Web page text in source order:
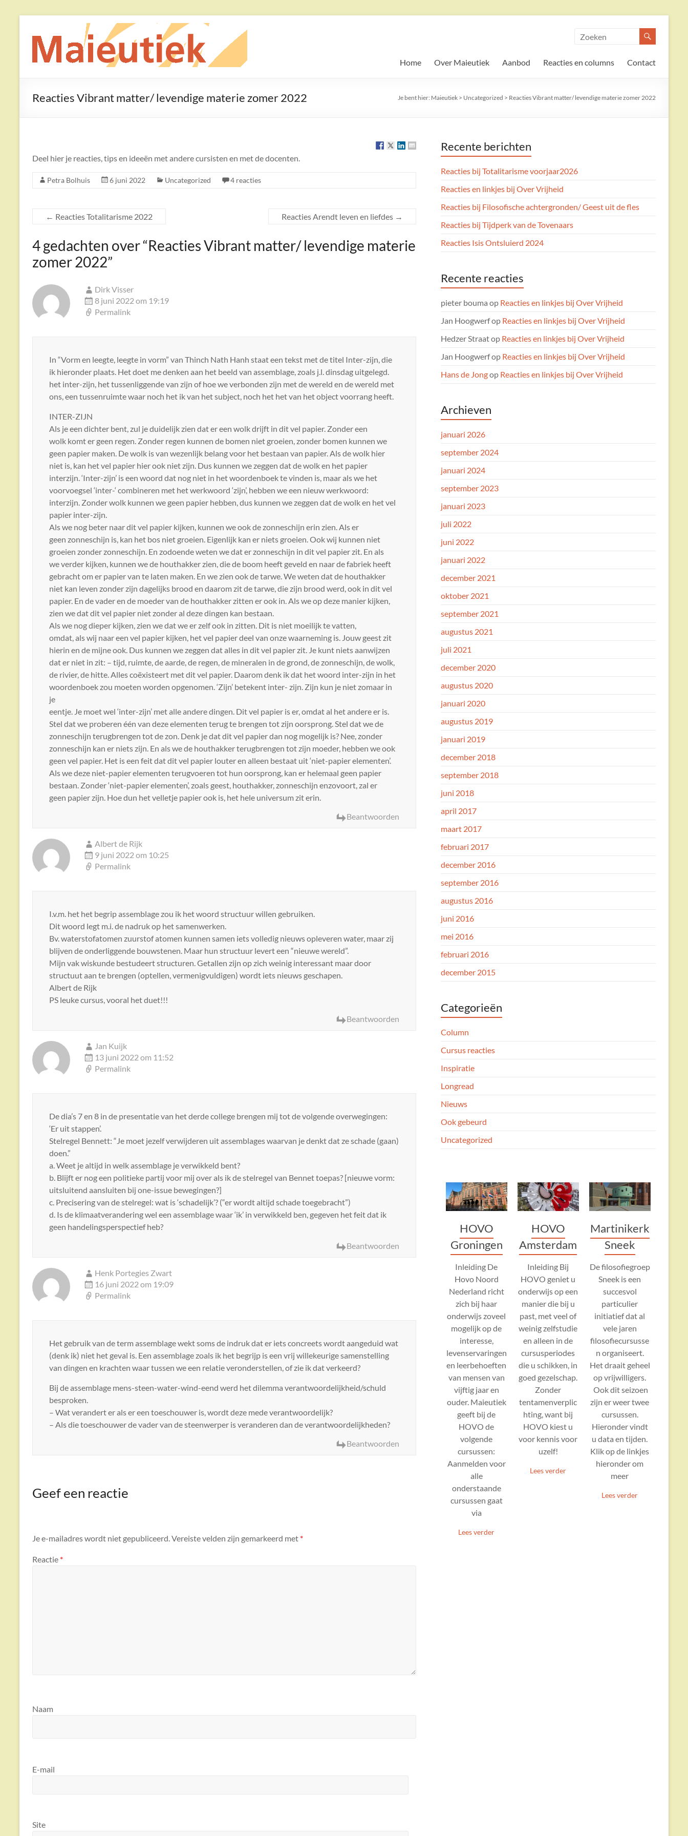
inhoud
Maieutiek
Filosofische
Home Over Maieutiek Aanbod Reacties en columns Contact
Reacties Vibrant matter/ levendige materie zomer 2022 Je bent hier: Maieutiek > Uncategorized > Reacties Vibrant matter/ levendige materie zomer 2022
Deel hier je reacties, tips en ideeën met andere cursisten en met de docenten.
Petra Bolhuis 6 juni 2022 Uncategorized 4 reacties
← Reacties Totalitarisme 2022 Reacties Arendt leven en liefdes →
4 gedachten over “Reacties Vibrant matter/ levendige materie
zomer 2022”
Dirk Visser
8 juni 2022 om 19:19
Permalink
In “Vorm en leegte, leegte in vorm” van Thinch Nath Hanh staat een tekst met de titel Inter-zijn, die
ik hieronder plaats. Het doet me denken aan het beeld van assemblage, zoals j.l. dinsdag uitgelegd.
het inter-zijn, het tussenliggende van zijn of hoe we verbonden zijn met de wereld en de wereld met
ons, een tussenruimte waar noch het ik van het subject, noch het het van het object voorrang heeft.
INTER-ZIJN
Als je een dichter bent, zul je duidelijk zien dat er een wolk drijft in dit vel papier. Zonder een
wolk komt er geen regen. Zonder regen kunnen de bomen niet groeien, zonder bomen kunnen we
geen papier maken. De wolk is van wezenlijk belang voor het bestaan van papier. Als de wolk hier
niet is, kan het vel papier hier ook niet zijn. Dus kunnen we zeggen dat de wolk en het papier
interzijn. ‘Inter-zijn’ is een woord dat nog niet in het woordenboek te vinden is, maar als we het
voorvoegsel ‘inter-‘ combineren met het werkwoord ‘zijn’, hebben we een nieuw werkwoord:
interzijn. Zonder wolk kunnen we geen papier hebben, dus kunnen we zeggen dat de wolk en het vel
papier inter-zijn.
Als we nog beter naar dit vel papier kijken, kunnen we ook de zonneschijn erin zien. Als er
geen zonneschijn is, kan het bos niet groeien. Eigenlijk kan er niets groeien. Ook wij kunnen niet
groeien zonder zonneschijn. En zodoende weten we dat er zonneschijn in dit vel papier zit. En als
we verder kijken, kunnen we de houthakker zien, die de boom heeft geveld en naar de fabriek heeft
gebracht om er papier van te laten maken. En we zien ook de tarwe. We weten dat de houthakker
niet kan leven zonder zijn dagelijks brood en daarom zit de tarwe, die zijn brood werd, ook in dit vel
papier. En de vader en de moeder van de houthakker zitten er ook in. Als we op deze manier kijken,
zien we dat dit vel papier niet zonder al deze dingen kan bestaan.
Als we nog dieper kijken, zien we dat we er zelf ook in zitten. Dit is niet moeilijk te vatten,
omdat, als wij naar een vel papier kijken, het vel papier deel van onze waarneming is. Jouw geest zit
hierin en de mijne ook. Dus kunnen we zeggen dat alles in dit vel papier zit. Je kunt niets aanwijzen
dat er niet in zit: – tijd, ruimte, de aarde, de regen, de mineralen in de grond, de zonneschijn, de wolk,
de rivier, de hitte. Alles coëxisteert met dit vel papier. Daarom denk ik dat het woord inter-zijn in het
woordenboek zou moeten worden opgenomen. ‘Zijn’ betekent inter- zijn. Zijn kun je niet zomaar in
je
eentje. Je moet wel ‘inter-zijn’ met alle andere dingen. Dit vel papier is er, omdat al het andere er is.
Stel dat we proberen één van deze elementen terug te brengen tot zijn oorsprong. Stel dat we de
zonneschijn terugbrengen tot de zon. Denk je dat dit vel papier dan nog mogelijk is? Nee, zonder
zonneschijn kan er niets zijn. En als we de houthakker terugbrengen tot zijn moeder, hebben we ook
geen vel papier. Het is een feit dat dit vel papier louter en alleen bestaat uit ‘niet-papier elementen’.
Als we deze niet-papier elementen terugvoeren tot hun oorsprong, kan er helemaal geen papier
bestaan. Zonder ‘niet-papier elementen’, zoals geest, houthakker, zonneschijn enzovoort, zal er
geen papier zijn. Hoe dun het velletje papier ook is, het hele universum zit erin.
Beantwoorden
Albert de Rijk
9 juni 2022 om 10:25
Permalink
I.v.m. het het begrip assemblage zou ik het woord structuur willen gebruiken.
Dit woord legt m.i. de nadruk op het samenwerken.
Bv. waterstofatomen zuurstof atomen kunnen samen iets volledig nieuws opleveren water, maar zij
blijven de onderliggende bouwstenen. Maar hun structuur levert een “nieuwe wereld”.
Mijn vak wiskunde bestudeert structuren. Getallen zijn op zich weinig interessant maar door
structuut aan te brengen (optellen, vermenigvuldigen) wordt iets nieuws geschapen.
Albert de Rijk
PS leuke cursus, vooral het duet!!!
Beantwoorden
Jan Kuijk
13 juni 2022 om 11:52
Permalink
De dia’s 7 en 8 in de presentatie van het derde college brengen mij tot de volgende overwegingen:
‘Er uit stappen’.
Stelregel Bennett: “Je moet jezelf verwijderen uit assemblages waarvan je denkt dat ze schade (gaan)
doen.”
a. Weet je altijd in welk assemblage je verwikkeld bent?
b. Blijft er nog een politieke partij voor mij over als ik de stelregel van Bennet toepas? [nieuwe vorm:
uitsluitend aansluiten bij one-issue bewegingen?]
c. Precisering van de stelregel: wat is ‘schadelijk’? (“er wordt altijd schade toegebracht”)
d. Is de klimaatverandering wel een assemblage waar ‘ik’ in verwikkeld ben, gegeven het feit dat ik
geen handelingsperspectief heb?
Beantwoorden
Henk Portegies Zwart
16 juni 2022 om 19:09
Permalink
Het gebruik van de term assemblage wekt soms de indruk dat er iets concreets wordt aangeduid wat
(denk ik) niet het geval is. Een assemblage zoals ik het begrijp is een vrij willekeurige samenstelling
van dingen en krachten waar tussen we een relatie veronderstellen, of zie ik dat verkeerd?
Bij de assemblage mens-steen-water-wind-eend werd het dilemma verantwoordelijkheid/schuld
besproken.
– Wat verandert er als er een toeschouwer is, wordt deze mede verantwoordelijk?
– Als die toeschouwer de vader van de steenwerper is veranderen dan de verantwoordelijkheden?
Beantwoorden
Geef een reactie
Je e-mailadres wordt niet gepubliceerd. Vereiste velden zijn gemarkeerd met *
Reactie *
Naam
E-mail
Site
Recente berichten
Reacties bij Totalitarisme voorjaar2026
Reacties en linkjes bij Over Vrijheid
Reacties bij Filosofische achtergronden/ Geest uit de fles
Reacties bij Tijdperk van de Tovenaars
Reacties Isis Ontsluierd 2024
Recente reacties
pieter bouma op Reacties en linkjes bij Over Vrijheid
Jan Hoogwerfop Reacties en linkjes bij Over Vrijheid
Hedzer Straatop Reacties en linkjes bij Over Vrijheid
Jan Hoogwerfop Reacties en linkjes bij Over Vrijheid
Hans de Jongop Reacties en linkjes bij Over Vrijheid
Archieven
januari 2026
september 2024
januari 2024
september 2023
januari 2023
juli 2022
juni 2022
januari 2022
december 2021
oktober 2021
september 2021
augustus 2021
juli 2021
december 2020
augustus 2020
januari 2020
augustus 2019
januari 2019
december 2018
september 2018
juni 2018
april 2017
maart 2017
februari 2017
december 2016
september 2016
augustus 2016
juni 2016
mei 2016
februari 2016
december 2015
Categorieën
Column
Cursus reacties
Inspiratie
Longread
Nieuws
Ook gebeurd
Uncategorized
HOVO
Groningen
Inleiding De
Hovo Noord
Nederland richt
zich bij haar
onderwijs zoveel
mogelijk op de
interesse,
levenservaringen
en leerbehoeften
van mensen van
vijftig jaar en
ouder. Maieutiek
geeft bij de
HOVO de
volgende
cursussen:
Aanmelden voor
alle
onderstaande
cursussen gaat
via
Lees verder
HOVO
Amsterdam
Inleiding Bij
HOVO geniet u
onderwijs op een
manier die bij u
past, met veel of
weinig zelfstudie
en alleen in de
cursusperiodes
die u schikken, in
goed gezelschap.
Zonder
tentamenverplic
hting, want bij
HOVO kiest u
voor kennis voor
uzelf!
Lees verder
Martinikerk
Sneek
De filosofiegroep
Sneek is een
succesvol
particulier
initiatief dat al
vele jaren
filosofiecursusse
n organiseert.
Het draait geheel
op vrijwilligers.
Ook dit seizoen
zijn er weer twee
cursussen.
Hieronder vindt
u data en tijden.
Klik op de linkjes
hieronder om
meer
Lees verder